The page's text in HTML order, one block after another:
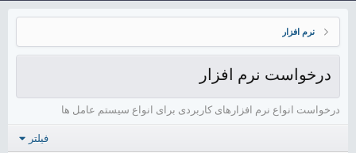
نرم افزار
درخواست نرم افزار
درخواست انواع نرم افزارهای کاربردی برای انواع سیستم عامل ها
فیلتر